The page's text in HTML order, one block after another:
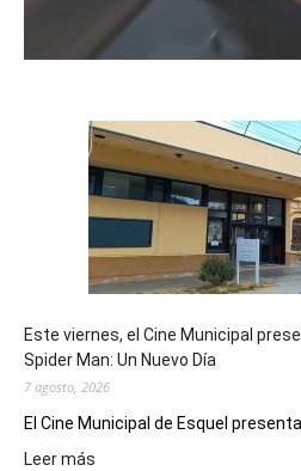
Este viernes, el Cine Municipal
Spider Man: Un Nuevo Día
7 agosto, 2026
El Cine Municipal de Esquel
Leer más